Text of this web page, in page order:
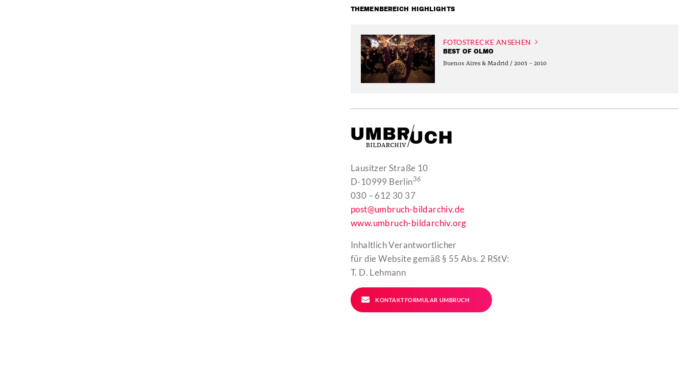
THEMENBEREICH HIGHLIGHTS
FOTOSTRECKE ANSEHEN
BEST OF OLMO
Buenos Aires & Madrid / 2005 - 2010
Lausitzer Straße 10
D-10999 Berlin36
030 – 612 30 37
post@umbruch-bildarchiv.de
www.umbruch-bildarchiv.org
Inhaltlich Verantwortlicher
für die Website gemäß § 55 Abs. 2 RStV:
T. D. Lehmann
KONTAKTFORMULAR UMBRUCH